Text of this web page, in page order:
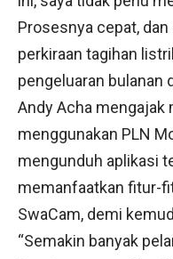
Prosesnya cepat,
perkiraan tagihan
pengeluaran bulanan
Andy Acha mengajak
menggunakan PLN
mengunduh aplikasi
memanfaatkan fitur-
SwaCam, demi
“Semakin banyak